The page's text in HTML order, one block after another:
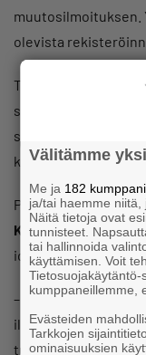
muutosilmoituksen.
olevista
Tämä edellyttää,
sähköpostiosoitetta
kanssa vastaavan
Patentti- ja
Knuutilakertoo
– Sen avulla saa
ilmoittaa uusia
tullut ilmi muutamia
Välitämme
Me ja 182
ja/tai haemme niitä,
Näitä tietoja ovat
tunnisteet.
tai hallinnoida
käyttämisen. Voit
Tietosuojakäytäntö-
kumppaneillemme,
Evästeiden
Tarkkojen
ominaisuuksien